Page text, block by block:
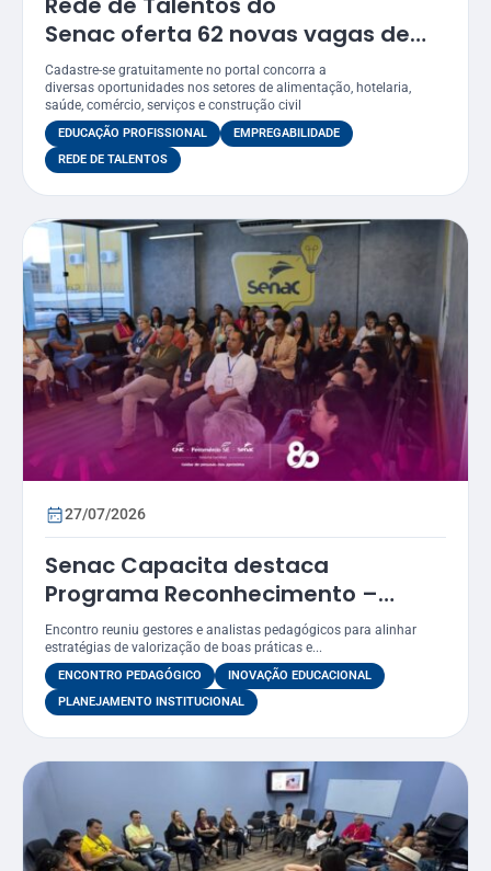
Senac oferta 62 novas vagas de
emprego em Sergipe
Cadastre-se gratuitamente no portal concorra a
diversas oportunidades nos setores de alimentação, hotelaria,
saúde, comércio, serviços e construção civil
EDUCAÇÃO PROFISSIONAL
EMPREGABILIDADE
REDE DE TALENTOS
27/07/2026
Senac Capacita destaca
Programa Reconhecimento –
Prêmio Atena como estratégia
para valorizar práticas
educacionais
Encontro reuniu gestores e analistas pedagógicos para alinhar
estratégias de valorização de boas práticas e...
ENCONTRO PEDAGÓGICO
INOVAÇÃO EDUCACIONAL
PLANEJAMENTO INSTITUCIONAL